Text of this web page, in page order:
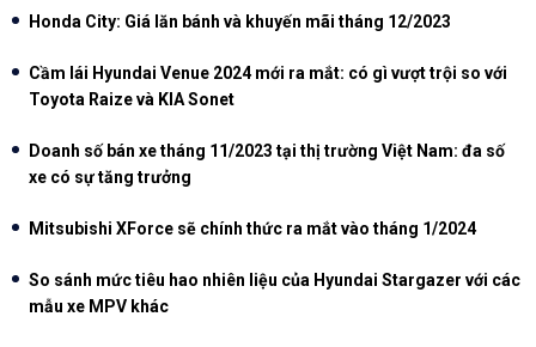
Honda City: Giá lăn bánh và khuyến mãi tháng 12/2023
Cầm lái Hyundai Venue 2024 mới ra mắt: có gì vượt trội so với
Toyota Raize và KIA Sonet
Doanh số bán xe tháng 11/2023 tại thị trường Việt Nam: đa số
xe có sự tăng trưởng
Mitsubishi XForce sẽ chính thức ra mắt vào tháng 1/2024
So sánh mức tiêu hao nhiên liệu của Hyundai Stargazer với các
mẫu xe MPV khác